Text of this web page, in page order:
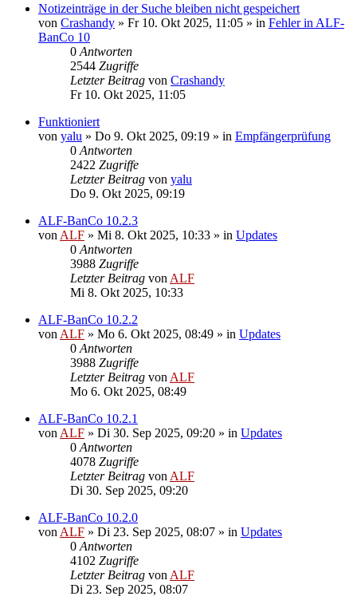
Notizeinträge in der Suche bleiben nicht gespeichert
von Crashandy » Fr 10. Okt 2025, 11:05 » in Fehler in ALF-
BanCo 10
0 Antworten
2544 Zugriffe
Letzter Beitrag von Crashandy
Fr 10. Okt 2025, 11:05
Funktioniert
von yalu » Do 9. Okt 2025, 09:19 » in Empfängerprüfung
0 Antworten
2422 Zugriffe
Letzter Beitrag von yalu
Do 9. Okt 2025, 09:19
ALF-BanCo 10.2.3
von ALF » Mi 8. Okt 2025, 10:33 » in Updates
0 Antworten
3988 Zugriffe
Letzter Beitrag von ALF
Mi 8. Okt 2025, 10:33
ALF-BanCo 10.2.2
von ALF » Mo 6. Okt 2025, 08:49 » in Updates
0 Antworten
3988 Zugriffe
Letzter Beitrag von ALF
Mo 6. Okt 2025, 08:49
ALF-BanCo 10.2.1
von ALF » Di 30. Sep 2025, 09:20 » in Updates
0 Antworten
4078 Zugriffe
Letzter Beitrag von ALF
Di 30. Sep 2025, 09:20
ALF-BanCo 10.2.0
von ALF » Di 23. Sep 2025, 08:07 » in Updates
0 Antworten
4102 Zugriffe
Letzter Beitrag von ALF
Di 23. Sep 2025, 08:07